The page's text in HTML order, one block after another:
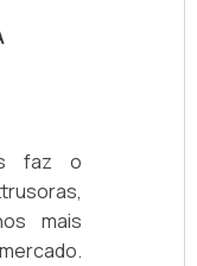
faz o
mais